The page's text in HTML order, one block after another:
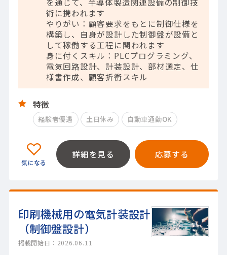
術に携われます
やりがい：顧客要求をもとに制御仕様を
構築し、自身が設計した制御盤が設備と
して稼働する工程に関われます
身に付くスキル：PLCプログラミング、
電気回路設計、計装設計、部材選定、仕
様書作成、顧客折衝スキル
特徴
経験者優遇 土日休み 自動車通勤OK
詳細を見る 応募する
印刷機械用の電気計装設計
（制御盤設計）
掲載開始日：2026.06.11